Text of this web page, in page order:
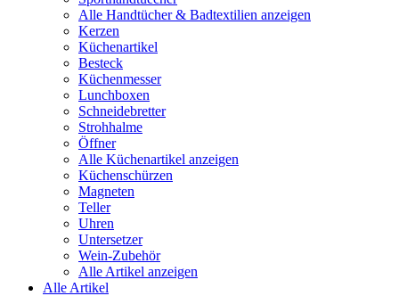
Alle Handtücher & Badtextilien anzeigen
Kerzen
Küchenartikel
Besteck
Küchenmesser
Lunchboxen
Schneidebretter
Strohhalme
Öffner
Alle Küchenartikel anzeigen
Küchenschürzen
Magneten
Teller
Uhren
Untersetzer
Wein-Zubehör
Alle Artikel anzeigen
Alle Artikel